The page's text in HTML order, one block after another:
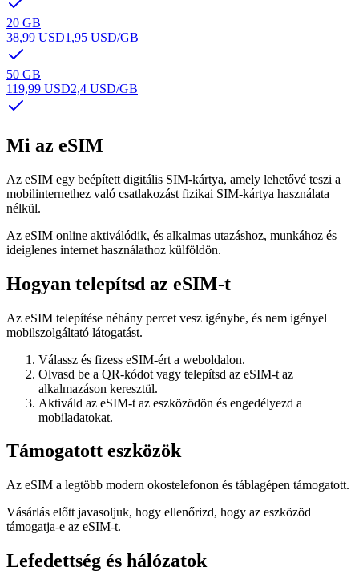
20 GB
38,99 USD1,95 USD/GB
50 GB
119,99 USD2,4 USD/GB
Mi az eSIM
Az eSIM egy beépített digitális SIM-kártya, amely lehetővé teszi a
mobilinternethez való csatlakozást fizikai SIM-kártya használata
nélkül.
Az eSIM online aktiválódik, és alkalmas utazáshoz, munkához és
ideiglenes internet használathoz külföldön.
Hogyan telepítsd az eSIM-t
Az eSIM telepítése néhány percet vesz igénybe, és nem igényel
mobilszolgáltató látogatást.
Válassz és fizess eSIM-ért a weboldalon.
Olvasd be a QR-kódot vagy telepítsd az eSIM-t az
alkalmazáson keresztül.
Aktiváld az eSIM-t az eszközödön és engedélyezd a
mobiladatokat.
Támogatott eszközök
Az eSIM a legtöbb modern okostelefonon és táblagépen támogatott.
Vásárlás előtt javasoljuk, hogy ellenőrizd, hogy az eszközöd
támogatja-e az eSIM-t.
Lefedettség és hálózatok